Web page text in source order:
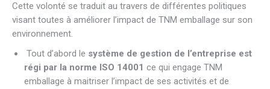
Cette volonté se traduit au travers de différentes politiques
visant toutes à améliorer l’impact de TNM emballage sur son
environnement.
Tout d’abord le système de gestion de l’entreprise est
régi par la norme ISO 14001 ce qui engage TNM
emballage à maitriser l’impact de ses activités et de